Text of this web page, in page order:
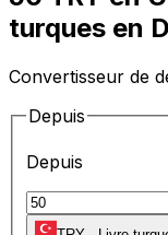
turques en
Convertisseur de
Depuis
Depuis